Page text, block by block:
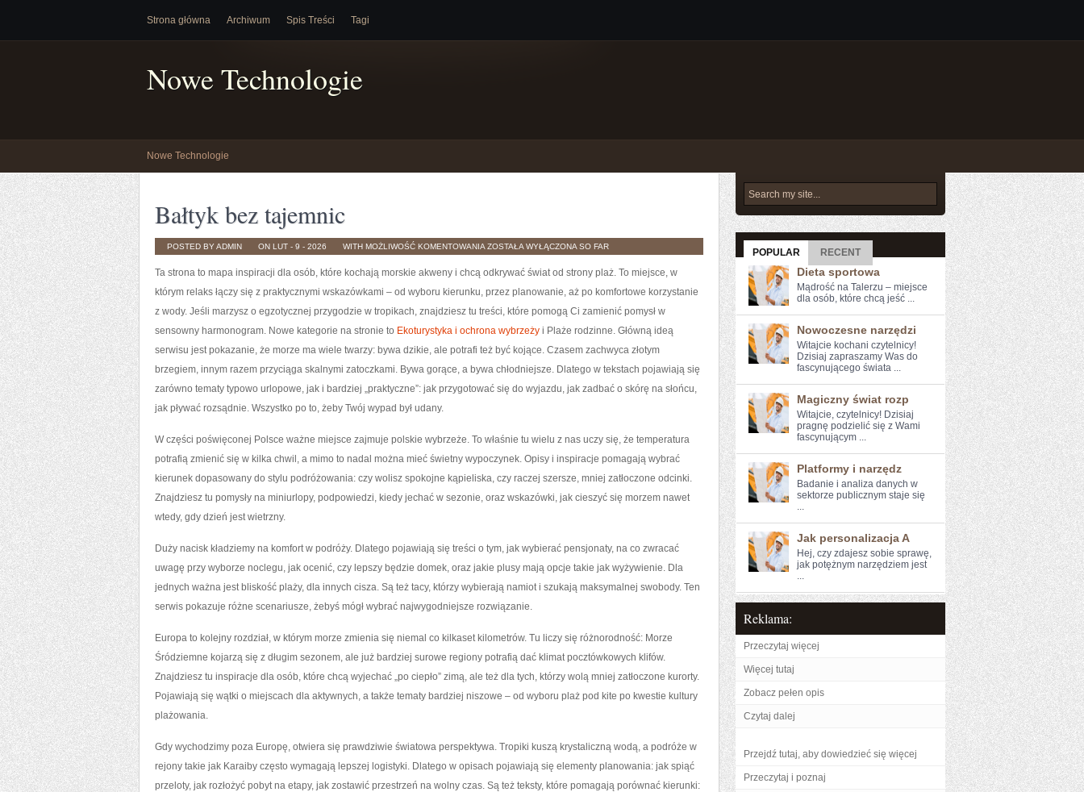
Strona główna Archiwum Spis Treści Tagi
Nowe Technologie
Nowe Technologie
Bałtyk bez tajemnic
POSTED BY ADMIN ON LUT - 9 - 2026 WITH MOŻLIWOŚĆ KOMENTOWANIA BAŁTYK
BEZ
ZOSTAŁA WYŁĄCZONA SO FAR
Ta strona to mapa inspiracji dla osób, które kochają morskie akweny i chcą odkrywać świat od strony plaż. To miejsce, w
którym relaks łączy się z praktycznymi wskazówkami – od wyboru kierunku, przez planowanie, aż po komfortowe korzystanie
z wody. Jeśli marzysz o egzotycznej przygodzie w tropikach, znajdziesz tu treści, które pomogą Ci zamienić pomysł w
sensowny harmonogram. Nowe kategorie na stronie to Ekoturystyka i ochrona wybrzeży i Plaże rodzinne. Główną ideą
serwisu jest pokazanie, że morze ma wiele twarzy: bywa dzikie, ale potrafi też być kojące. Czasem zachwyca złotym
brzegiem, innym razem przyciąga skalnymi zatoczkami. Bywa gorące, a bywa chłodniejsze. Dlatego w tekstach pojawiają się
zarówno tematy typowo urlopowe, jak i bardziej „praktyczne”: jak przygotować się do wyjazdu, jak zadbać o skórę na słońcu,
jak pływać rozsądnie. Wszystko po to, żeby Twój wypad był udany.
W części poświęconej Polsce ważne miejsce zajmuje polskie wybrzeże. To właśnie tu wielu z nas uczy się, że temperatura
potrafią zmienić się w kilka chwil, a mimo to nadal można mieć świetny wypoczynek. Opisy i inspiracje pomagają wybrać
kierunek dopasowany do stylu podróżowania: czy wolisz spokojne kąpieliska, czy raczej szersze, mniej zatłoczone odcinki.
Znajdziesz tu pomysły na miniurlopy, podpowiedzi, kiedy jechać w sezonie, oraz wskazówki, jak cieszyć się morzem nawet
wtedy, gdy dzień jest wietrzny.
Duży nacisk kładziemy na komfort w podróży. Dlatego pojawiają się treści o tym, jak wybierać pensjonaty, na co zwracać
uwagę przy wyborze noclegu, jak ocenić, czy lepszy będzie domek, oraz jakie plusy mają opcje takie jak wyżywienie. Dla
jednych ważna jest bliskość plaży, dla innych cisza. Są też tacy, którzy wybierają namiot i szukają maksymalnej swobody. Ten
serwis pokazuje różne scenariusze, żebyś mógł wybrać najwygodniejsze rozwiązanie.
Europa to kolejny rozdział, w którym morze zmienia się niemal co kilkaset kilometrów. Tu liczy się różnorodność: Morze
Śródziemne kojarzą się z długim sezonem, ale już bardziej surowe regiony potrafią dać klimat pocztówkowych klifów.
Znajdziesz tu inspiracje dla osób, które chcą wyjechać „po ciepło” zimą, ale też dla tych, którzy wolą mniej zatłoczone kurorty.
Pojawiają się wątki o miejscach dla aktywnych, a także tematy bardziej niszowe – od wyboru plaż pod kite po kwestie kultury
plażowania.
Gdy wychodzimy poza Europę, otwiera się prawdziwie światowa perspektywa. Tropiki kuszą krystaliczną wodą, a podróże w
rejony takie jak Karaiby często wymagają lepszej logistyki. Dlatego w opisach pojawiają się elementy planowania: jak spiąć
przeloty, jak rozłożyć pobyt na etapy, jak zostawić przestrzeń na wolny czas. Są też teksty, które pomagają porównać kierunki:
POPULAR RECENT
Dieta sportowa
Mądrość na Talerzu – miejsce
dla osób, które chcą jeść ...
Nowoczesne narzędzi
Witajcie kochani czytelnicy!
Dzisiaj zapraszamy⁢ Was do
fascynującego⁣ świata ...
Magiczny świat rozp
Witajcie, czytelnicy! Dzisiaj‌
pragnę podzielić się z Wami
fascynującym ...
Platformy i narzędz
Badanie i‍ analiza danych w⁤
sektorze publicznym ⁣staje się
...
Jak personalizacja A
Hej, czy zdajesz sobie sprawę,
jak potężnym narzędziem jest
...
Reklama:
Przeczytaj więcej
Więcej tutaj
Zobacz pełen opis
Czytaj dalej
Przejdź tutaj, aby dowiedzieć się więcej
Przeczytaj i poznaj